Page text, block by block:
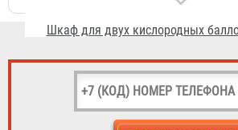
Шкаф для газового баллона 50